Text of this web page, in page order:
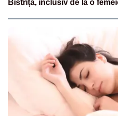
Bistrița, inclusiv de la o